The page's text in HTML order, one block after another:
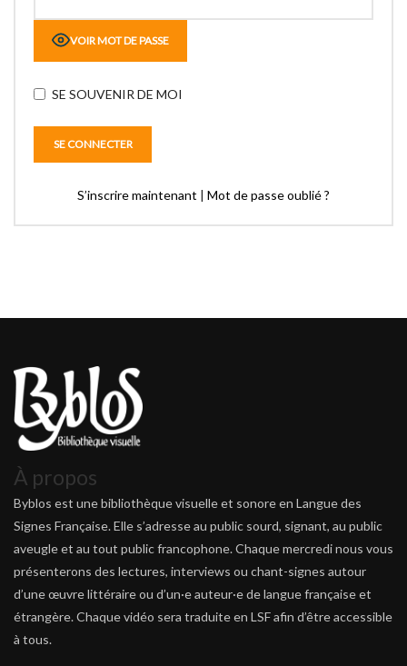
VOIR MOT DE PASSE
SE SOUVENIR DE MOI
S’inscrire maintenant | Mot de passe oublié ?
À propos
Byblos est une bibliothèque visuelle et sonore en Langue des
Signes Française. Elle s’adresse au public sourd, signant, au public
aveugle et au tout public francophone. Chaque mercredi nous vous
présenterons des lectures, interviews ou chant-signes autour
d’une œuvre littéraire ou d’un·e auteur·e de langue française et
étrangère. Chaque vidéo sera traduite en LSF afin d’être accessible
à tous.